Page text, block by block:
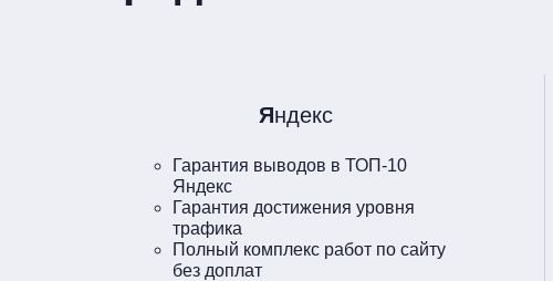
Яндекс
Гарантия выводов в ТОП-10
Яндекс
Гарантия достижения уровня
трафика
Полный комплекс работ по сайту
без доплат